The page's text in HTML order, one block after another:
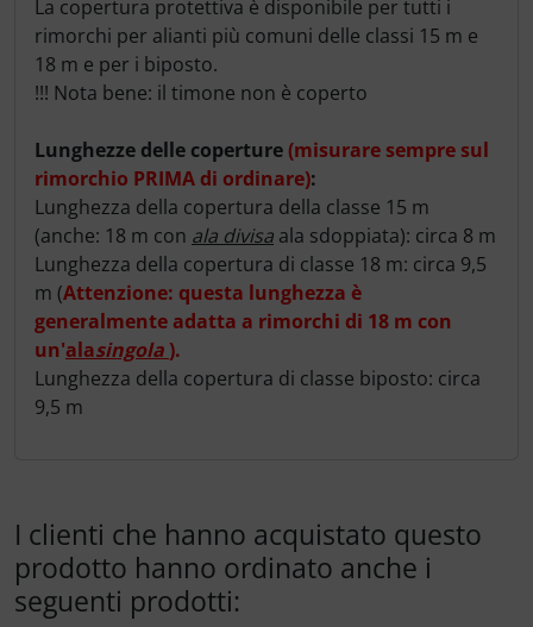
La copertura protettiva è disponibile per tutti i
rimorchi per alianti più comuni delle classi 15 m e
18 m e per i biposto.
!!! Nota bene: il timone non è coperto
Lunghezze delle coperture(misurare sempre sul
rimorchio PRIMA di ordinare):
Lunghezza della copertura della classe 15 m
(anche: 18 m con ala divisa ala sdoppiata): circa 8 m
Lunghezza della copertura di classe 18 m: circa 9,5
m (Attenzione: questa lunghezza è
generalmente adatta a rimorchi di 18 m con
un'alasingola ).
Lunghezza della copertura di classe biposto: circa
9,5 m
I clienti che hanno acquistato questo
prodotto hanno ordinato anche i
seguenti prodotti: